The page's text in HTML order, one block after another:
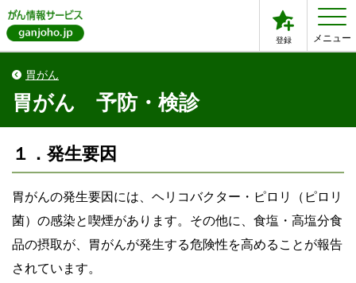
登録 メニュー
胃がん
胃がん 予防・検診
１．発生要因
胃がんの発生要因には、ヘリコバクター・ピロリ（ピロリ
菌）の感染と喫煙があります。その他に、食塩・高塩分食
品の摂取が、胃がんが発生する危険性を高めることが報告
されています。